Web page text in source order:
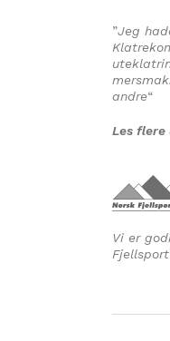
”Jeg
andre“
Les flere
Vi er